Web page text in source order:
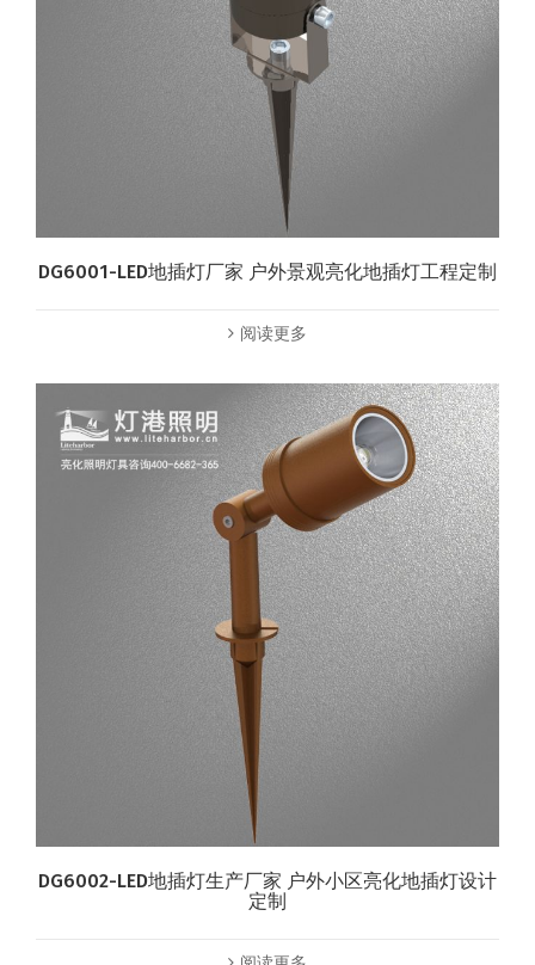
DG6001-LED地插灯厂家 户外景观亮化地插灯工程定制
阅读更多
DG6002-LED地插灯生产厂家 户外小区亮化地插灯设计
定制